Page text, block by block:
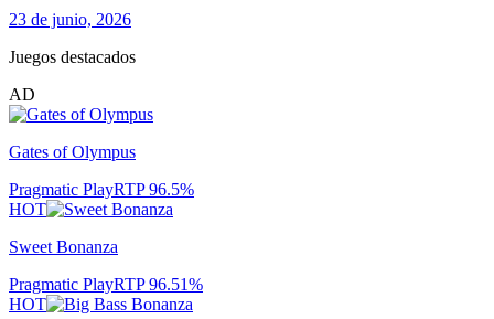
23 de junio, 2026
Juegos destacados
AD
Gates of Olympus
Pragmatic PlayRTP96.5%
HOT
Sweet Bonanza
Pragmatic PlayRTP96.51%
HOT